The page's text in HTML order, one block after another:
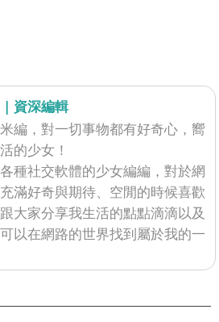
| 資深編輯
編，對一切事物都有好奇心，嚮
的少女！
種社交軟體的少女編編，對於網
滿好奇與期待、空閒的時候喜歡
大家分享我生活的點點滴滴以及
以在網路的世界找到屬於我的一